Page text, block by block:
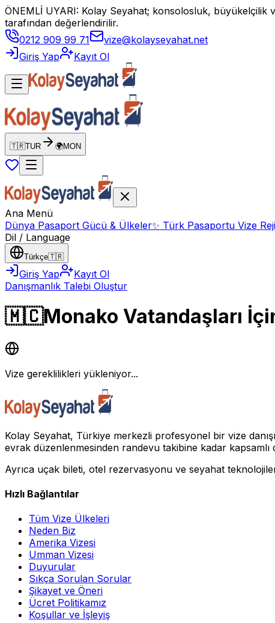
ÖNEMLİ UYARI: Kolay Seyahat; konsolosluk, büyükelçilik
tarafından değerlendirilir.
0212 909 99 71
vize@kolayseyahat.net
Giriş Yap
Kayıt Ol
🇹🇷TUR 🌍MON
Ana Menü
Dünya Pasaport Gücü & Ülkeler✨ Türk Pasaportu Vize
Dil / Language
Türkçe🇹🇷
Giriş Yap
Kayıt Ol
Danışmanlık Talebi Oluştur
🇲🇨Monako Vatandaşları
Vize gereklilikleri yükleniyor...
Kolay Seyahat, Türkiye merkezli profesyonel bir vize
evrak düzenlenmesinden randevu takibine kadar kapsamlı
Ayrıca uçak bileti, otel rezervasyonu ve seyahat
Hızlı Bağlantılar
Tüm Vize Ülkeleri
Neden Biz
Amerika Vizesi
Umman Vizesi
Duyurular
Sıkça Sorulan Sorular
Şikayet ve Öneri
Ücret Politikamız
Koşullar ve İşleyiş